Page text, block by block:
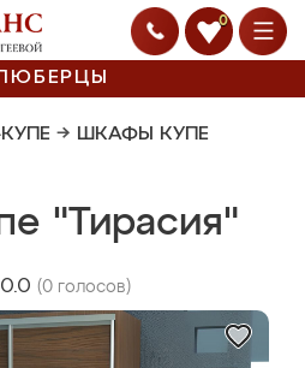
0
→ ШКАФЫ КУПЕ
"Тирасия"
0.0 (0 голосов)